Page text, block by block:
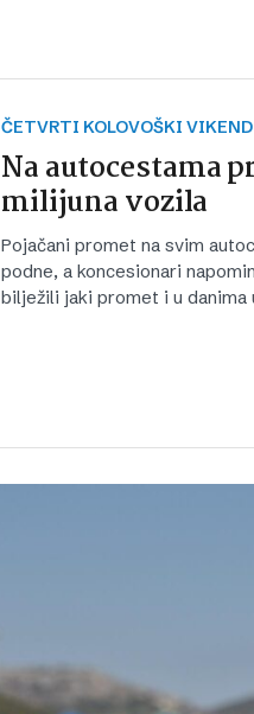
ČETVRTI KOLOVOŠKI VIKEND
Na autocestama
milijuna vozila
Pojačani promet na svim
podne, a koncesionari
bilježili jaki promet i u